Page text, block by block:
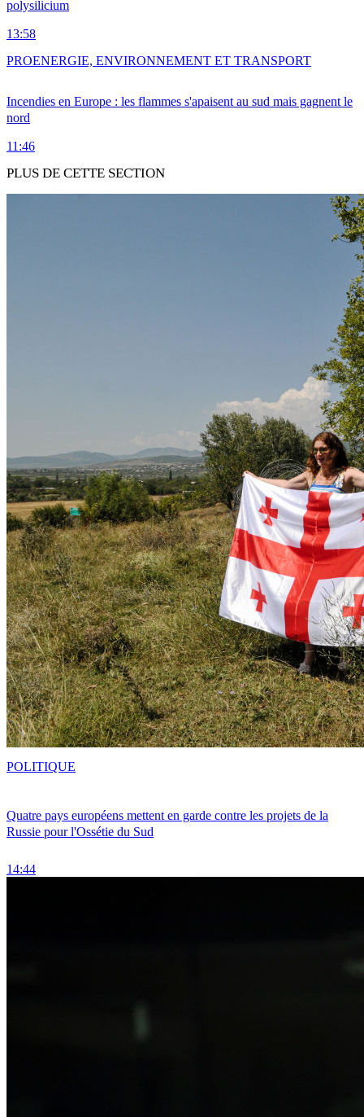
polysilicium
13:58
Incendies en Europe : les flammes s'apaisent au sud mais gagnent le
nord
11:46
PROENERGIE, ENVIRONNEMENT ET TRANSPORT
PLUS DE CETTE SECTION
Quatre pays européens mettent en garde contre les projets de la
Russie pour l'Ossétie du Sud
14:44
POLITIQUE